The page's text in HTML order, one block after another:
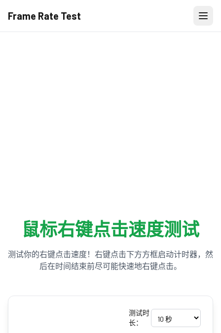
Frame Rate Test
鼠标右键点击速度测试
测试你的右键点击速度！右键点击下方方框启动计时器，然
后在时间结束前尽可能快速地右键点击。
测试时
长：